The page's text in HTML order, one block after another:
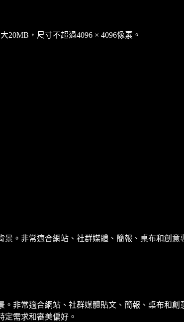
20MB，尺寸不超過4096 × 4096像素。
。非常適合網站、社群媒體、簡報、桌布和創
非常適合網站、社群媒體貼文、簡報、桌布和
定需求和審美偏好。